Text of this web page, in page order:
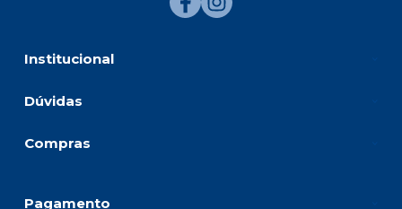
Institucional
Dúvidas
Compras
Pagamento